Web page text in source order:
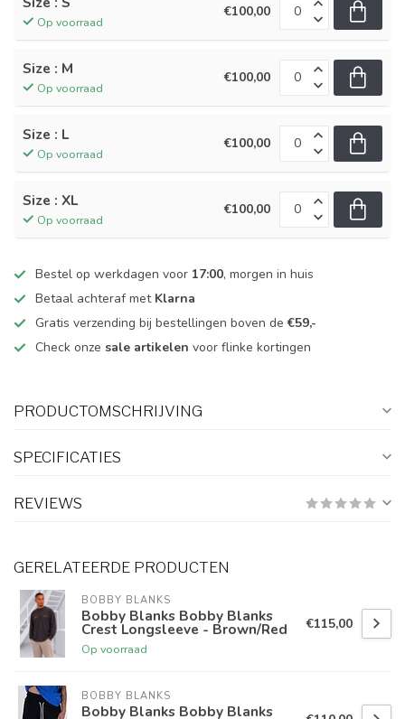
Op voorraad
€100,00
Size : M
Op voorraad
€100,00
Size : L
Op voorraad
€100,00
Size : XL
Op voorraad
€100,00
Bestel op werkdagen voor 17:00, morgen in huis
Betaal achteraf met Klarna
Gratis verzending bij bestellingen boven de€59,-
Check onze sale artikelen voor flinke kortingen
PRODUCTOMSCHRIJVING
SPECIFICATIES
REVIEWS
GERELATEERDE PRODUCTEN
BOBBY BLANKS
Bobby Blanks Bobby Blanks
Crest Longsleeve - Brown/Red
Op voorraad
€115,00
BOBBY BLANKS
Bobby Blanks Bobby Blanks